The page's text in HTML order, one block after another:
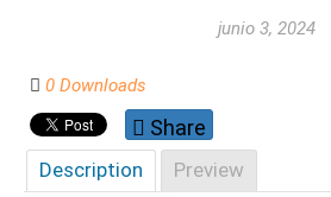
junio 3, 2024
0 Downloads
Share
Description Preview